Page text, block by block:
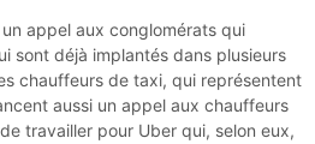
appel aux conglomérats qui
sont déjà implantés dans plusieurs
chauffeurs de taxi, qui représentent
aussi un appel aux chauffeurs
travailler pour Uber qui, selon eux,